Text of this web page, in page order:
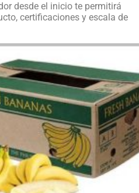
desde el inicio te permitirá
certificaciones y escala de